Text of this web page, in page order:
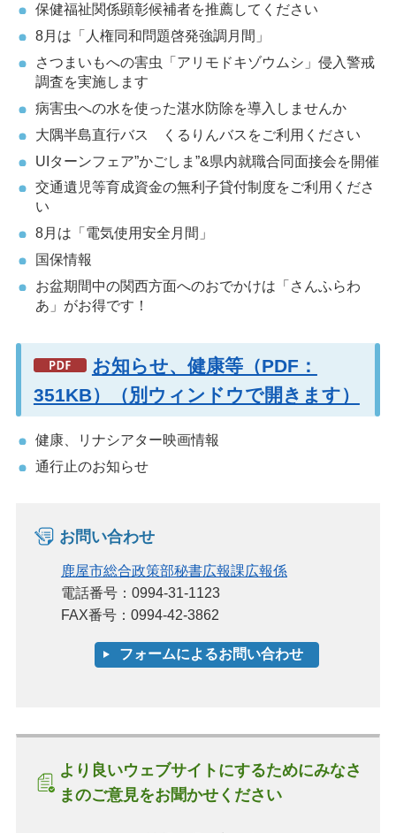
保健福祉関係顕彰候補者を推薦してください
8月は「人権同和問題啓発強調月間」
さつまいもへの害虫「アリモドキゾウムシ」侵入警戒
調査を実施します
病害虫への水を使った湛水防除を導入しませんか
大隅半島直行バス くるりんバスをご利用ください
UIターンフェア”かごしま”&県内就職合同面接会を開催
交通遺児等育成資金の無利子貸付制度をご利用くださ
い
8月は「電気使用安全月間」
国保情報
お盆期間中の関西方面へのおでかけは「さんふらわ
あ」がお得です！
お知らせ、健康等（PDF：
351KB）（別ウィンドウで開きます）
健康、リナシアター映画情報
通行止のお知らせ
お問い合わせ
鹿屋市総合政策部秘書広報課広報係
電話番号：0994-31-1123
FAX番号：0994-42-3862
より良いウェブサイトにするためにみなさ
まのご意見をお聞かせください